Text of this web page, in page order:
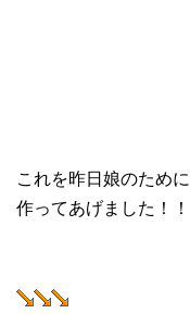
これを昨日娘のために
作ってあげました！！